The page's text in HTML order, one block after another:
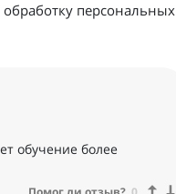
обработку персональных
обучение более